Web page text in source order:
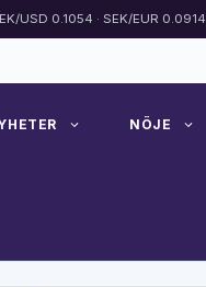
USD 0.1054 · SEK/EUR 0.0914
NÖJE